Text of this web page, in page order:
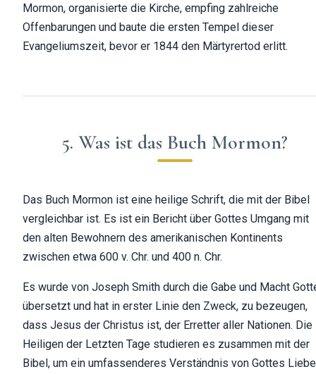
Mormon, organisierte die Kirche, empfing zahlreiche
Offenbarungen und baute die ersten Tempel dieser
Evangeliumszeit, bevor er 1844 den Märtyrertod erlitt.
5. Was ist das Buch Mormon?
Das Buch Mormon ist eine heilige Schrift, die mit der Bibel
vergleichbar ist. Es ist ein Bericht über Gottes Umgang mit
den alten Bewohnern des amerikanischen Kontinents
zwischen etwa 600 v. Chr. und 400 n. Chr.
Es wurde von Joseph Smith durch die Gabe und Macht
übersetzt und hat in erster Linie den Zweck, zu bezeugen,
dass Jesus der Christus ist, der Erretter aller Nationen. Die
Heiligen der Letzten Tage studieren es zusammen mit der
Bibel, um ein umfassenderes Verständnis von Gottes Liebe